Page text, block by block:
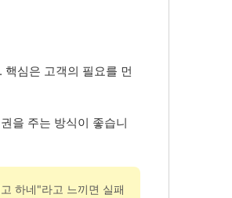
심은 고객의 필요를 먼
을 주는 방식이 좋습니
하네"라고 느끼면 실패